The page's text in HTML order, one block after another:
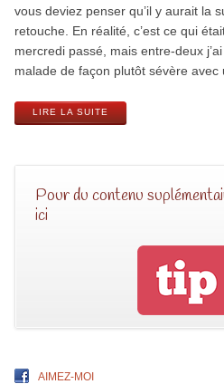
vous deviez penser qu’il y aurait la
retouche. En réalité, c’est ce qui
mercredi passé, mais entre-deux
malade de façon plutôt sévère
LIRE LA SUITE
Pour du contenu
ici
AIMEZ-MOI